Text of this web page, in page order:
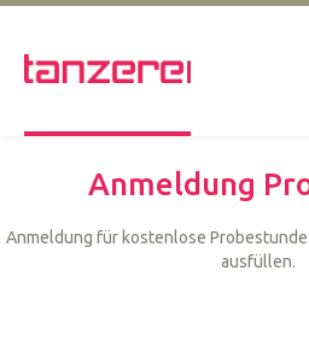
Anmeldung
Anmeldung für kostenlose
ausfüllen.